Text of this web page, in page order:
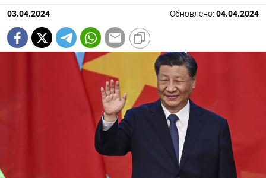
03.04.2024 Обновлено: 04.04.2024